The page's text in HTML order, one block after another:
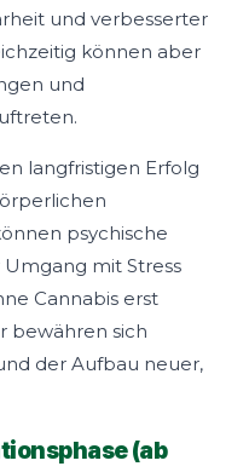
und verbesserter
können aber
und
langfristigen Erfolg
psychische
mit Stress
Cannabis erst
bewähren sich
der Aufbau neuer,
(ab